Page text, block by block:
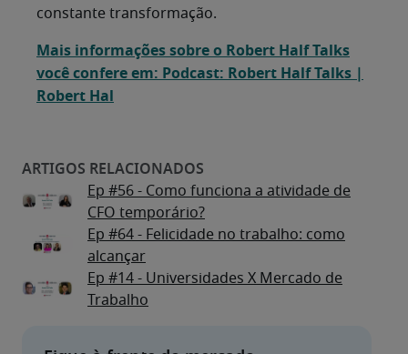
constante transformação.
Mais informações sobre o Robert Half Talks
você confere em: Podcast: Robert Half Talks |
Robert Hal
Ep #56 - Como funciona a atividade de
CFO temporário?
Ep #64 - Felicidade no trabalho: como
alcançar
Ep #14 - Universidades X Mercado de
Trabalho